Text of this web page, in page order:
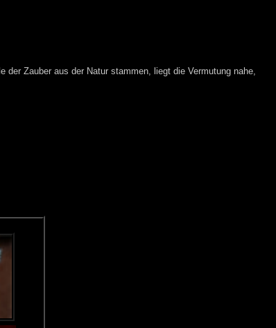
Zauber aus der Natur stammen, liegt die Vermutung nahe,